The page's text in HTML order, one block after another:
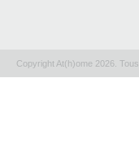
Copyright At(h)ome 2026.